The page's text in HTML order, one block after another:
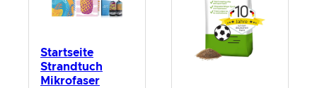
Startseite
Strandtuch
Mikrofaser